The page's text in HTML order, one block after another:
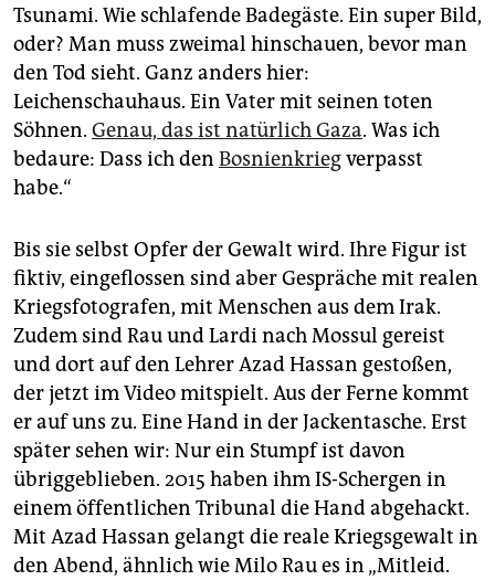
Tsunami. Wie schlafende Badegäste. Ein super Bild,
oder? Man muss zweimal hinschauen, bevor man
den Tod sieht. Ganz anders hier:
Leichenschauhaus. Ein Vater mit seinen toten
Söhnen. Genau, das ist natürlich Gaza. Was ich
bedaure: Dass ich den Bosnienkriegverpasst
habe.“
Bis sie selbst Opfer der Gewalt wird. Ihre Figur ist
fiktiv, eingeflossen sind aber Gespräche mit realen
Kriegsfotografen, mit Menschen aus dem Irak.
Zudem sind Rau und Lardi nach Mossul gereist
und dort auf den Lehrer Azad Hassan gestoßen,
der jetzt im Video mitspielt. Aus der Ferne kommt
er auf uns zu. Eine Hand in der Jackentasche. Erst
später sehen wir: Nur ein Stumpf ist davon
übriggeblieben. 2015 haben ihm IS-Schergen in
einem öffentlichen Tribunal die Hand abgehackt.
Mit Azad Hassan gelangt die reale Kriegsgewalt in
den Abend, ähnlich wie Milo Rau es in „Mitleid.